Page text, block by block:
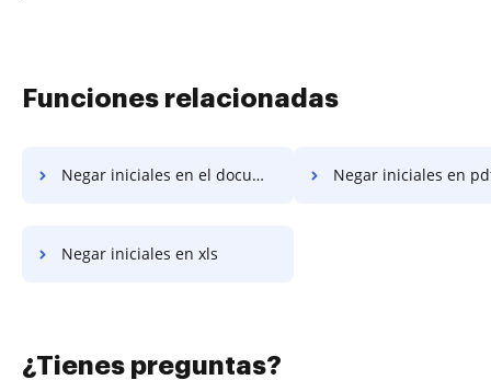
Funciones relacionadas
Negar iniciales en el documento Negar iniciales en
Negar iniciales en xls
¿Tienes preguntas?